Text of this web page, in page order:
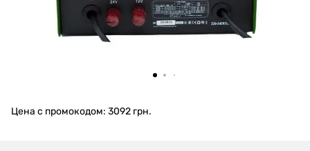
Цена с промокодом: 3092 грн.